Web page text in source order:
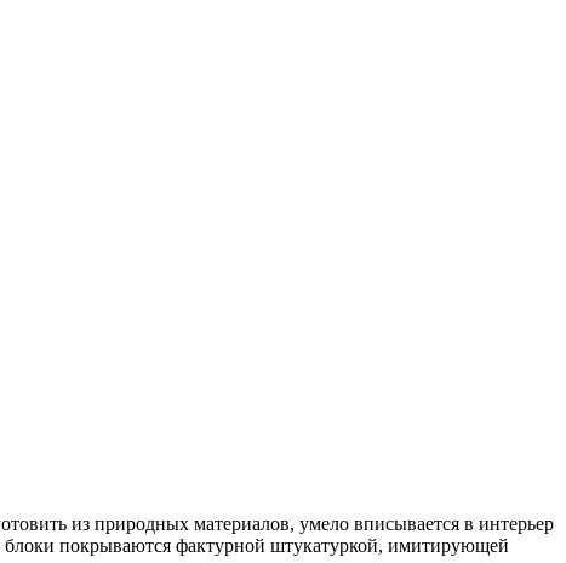
из природных материалов, умело вписывается в интерьер
покрываются фактурной штукатуркой, имитирующей